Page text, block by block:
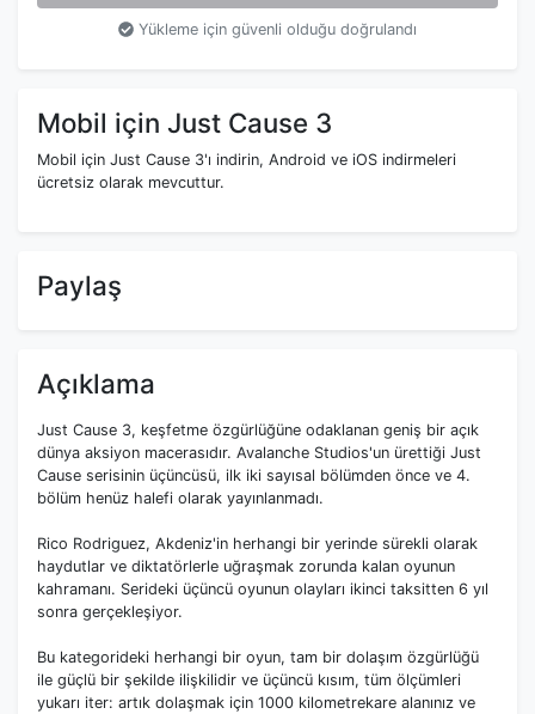
Yükleme için güvenli olduğu doğrulandı
Mobil için Just Cause 3
Mobil için Just Cause 3'ı indirin, Android ve iOS indirmeleri
ücretsiz olarak mevcuttur.
Paylaş
Açıklama
Just Cause 3, keşfetme özgürlüğüne odaklanan geniş bir açık
dünya aksiyon macerasıdır. Avalanche Studios'un ürettiği Just
Cause serisinin üçüncüsü, ilk iki sayısal bölümden önce ve 4.
bölüm henüz halefi olarak yayınlanmadı.
Rico Rodriguez, Akdeniz'in herhangi bir yerinde sürekli olarak
haydutlar ve diktatörlerle uğraşmak zorunda kalan oyunun
kahramanı. Serideki üçüncü oyunun olayları ikinci taksitten 6 yıl
sonra gerçekleşiyor.
Bu kategorideki herhangi bir oyun, tam bir dolaşım özgürlüğü
ile güçlü bir şekilde ilişkilidir ve üçüncü kısım, tüm ölçümleri
yukarı iter: artık dolaşmak için 1000 kilometrekare alanınız ve